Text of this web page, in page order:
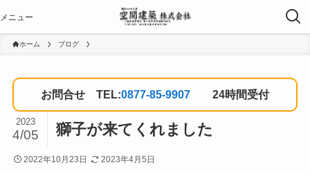
ホーム ブログ
お問合せ TEL:0877-85-9907 24時間受付
獅子が来てくれました
2023
4/05
2022年10月23日 2023年4月5日